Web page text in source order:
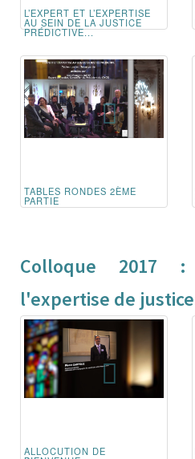
L’EXPERT ET L’EXPERTISE
AU SEIN DE LA JUSTICE
PRÉDICTIVE...
TABLES RONDES 2ÈME
PARTIE
Colloque 2017
l'expertise de
ALLOCUTION DE